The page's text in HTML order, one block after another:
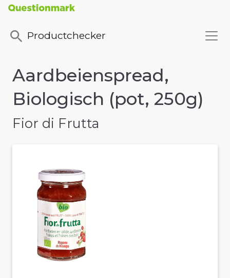
Productchecker
Aardbeienspread,
Biologisch (pot, 250g)
Fior di Frutta